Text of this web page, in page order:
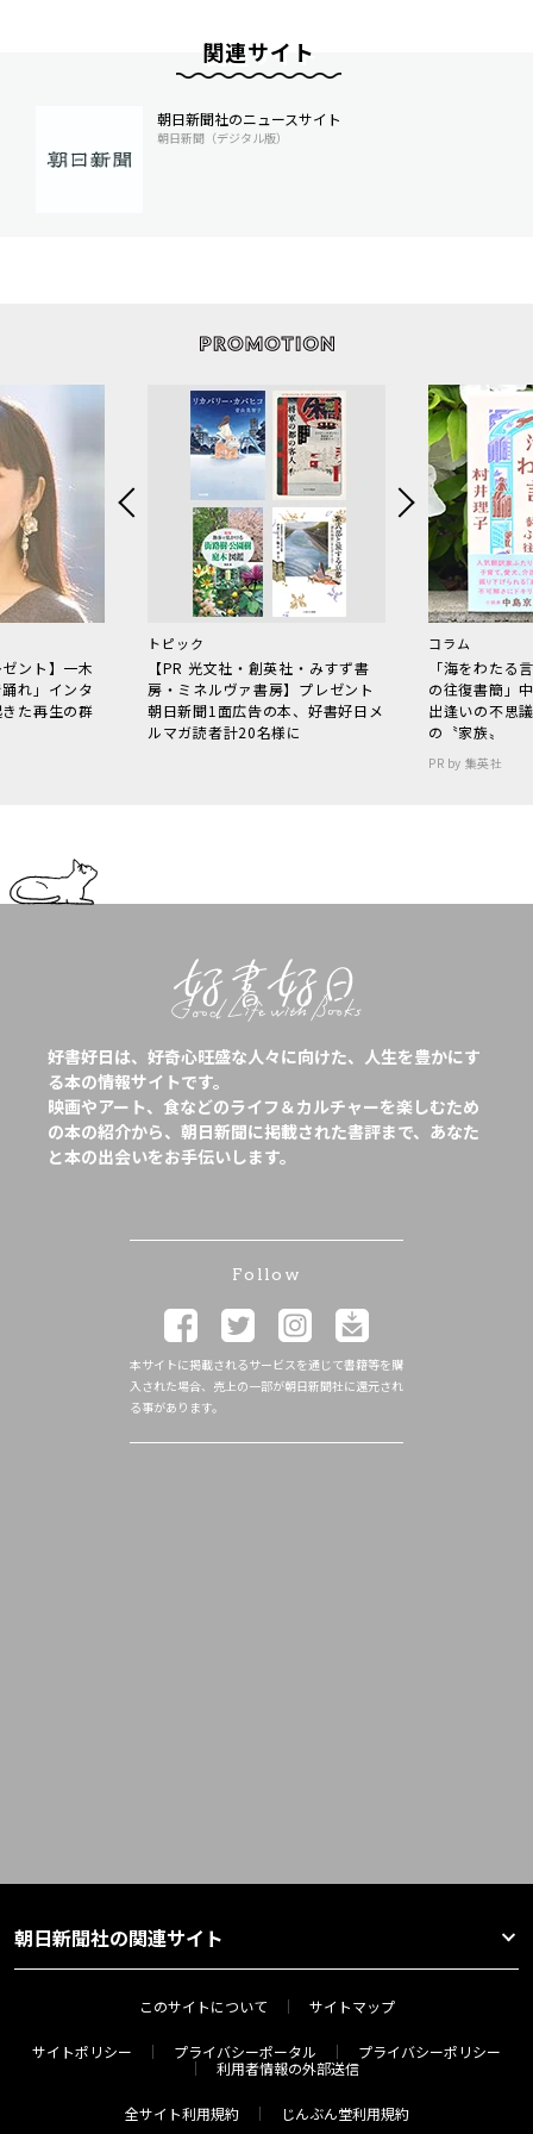
関連サイト
朝日新聞社のニュースサイト
朝日新聞（デジタル版）
ント】一木
れ」インタ
た再生の群
トピック
【PR 光文社・創英社・みすず書
房・ミネルヴァ書房】プレゼント
朝日新聞1面広告の本、好書好日メ
ルマガ読者計20名様に
コラム
「海をわた
の往復書簡」
出逢いの不思
の〝家族〟
PR by 集英社
好書好日は、好奇心旺盛な人々に向けた、人生を豊かにす
る本の情報サイトです。
映画やアート、食などのライフ＆カルチャーを楽しむため
の本の紹介から、朝日新聞に掲載された書評まで、あなた
と本の出会いをお手伝いします。
Follow
本サイトに掲載されるサービスを通じて書籍等を購
入された場合、売上の一部が朝日新聞社に還元され
る事があります。
朝日新聞社の関連サイト
このサイトについて サイトマップ
サイトポリシー プライバシーポータル
プライバシーポリシー
利用者情報の外部送信
全サイト利用規約 じんぶん堂利用規約